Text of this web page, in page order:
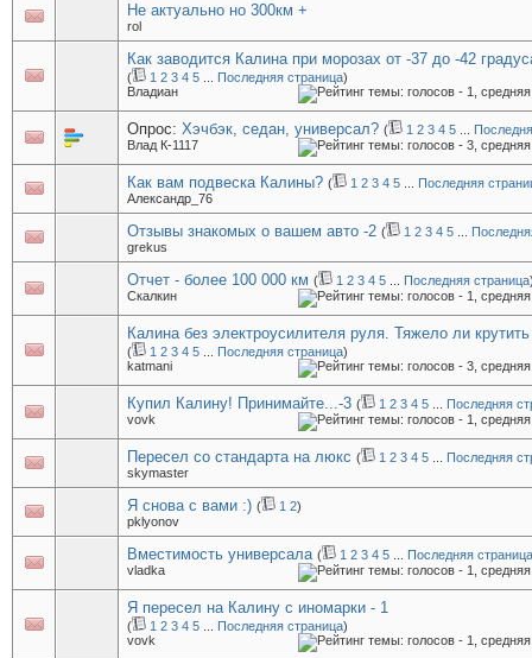
Не актуально но 300км +
rol
Как заводится Калина при морозах от -37 до -42
( 1 2 3 4 5 Последняя страница)
Владиан
Опрос: Хэчбэк, седан, универсал? ( 1 2 3 4 5
Влад К-1117
Как вам подвеска Калины? ( 1 2 3 4 5
Последняя
Александр_76
Отзывы знакомых о вашем авто -2 ( 1 2 3 4 5
grekus
Отчет - более 100 000 км ( 1 2 3 4 5 Последняя страница
Скалкин
Калина без электроусилителя руля. Тяжело ли
( 1 2 3 4 5 Последняя страница)
katmani
Купил Калину! Принимайте...-3 ( 1 2 3 4 5
Последняя
vovk
Пересел со стандарта на люкс ( 1 2 3 4 5
Последняя
skymaster
Я снова с вами :) ( 1 2)
pklyonov
Вместимость универсала ( 1 2 3 4 5
Последняя страница
vladka
Я пересел на Калину с иномарки - 1
( 1 2 3 4 5 Последняя страница)
vovk